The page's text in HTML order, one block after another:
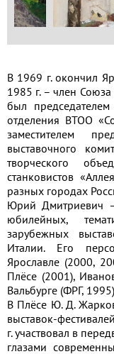
В 1969 г. окончил
1985 г. – член
был председателем
отделения ВТОО
заместителем
выставочного
творческого
станковистов
разных городах
Юрий Дмитриевич –
юбилейных,
зарубежных
Италии. Его
Ярославле (2000,
Плёсе (2001),
Вальбурге (ФРГ,
В Плёсе Ю. Д.
выставок-
г. участвовал в
глазами